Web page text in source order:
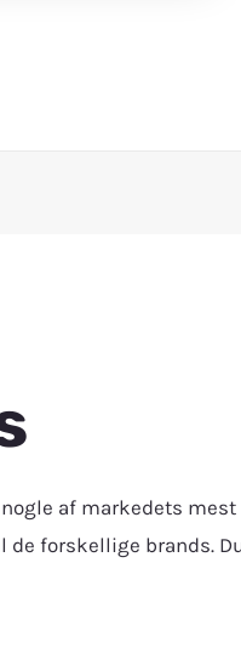
af markedets
forskellige brands.